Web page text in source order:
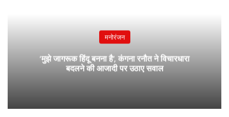
मनोरंजन
‘मुझे जागरूक हिंदू बनना है’, कंगना रनौत ने विचारधारा
बदलने की आजादी पर उठाए सवाल